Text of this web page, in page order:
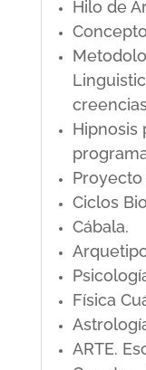
Hilo de
Hipnosis
Proyecto
Ciclos
Cábala.
Física
ARTE.